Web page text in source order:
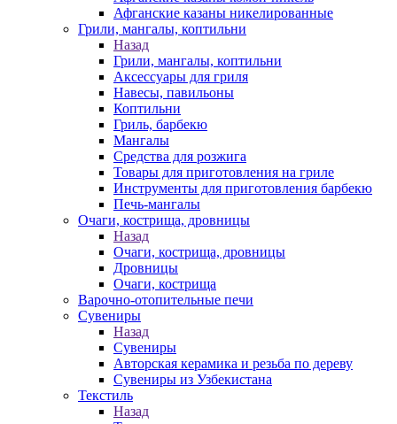
Афганские казаны никелированные
Грили, мангалы, коптильни
Назад
Грили, мангалы, коптильни
Аксессуары для гриля
Навесы, павильоны
Коптильни
Гриль, барбекю
Мангалы
Средства для розжига
Товары для приготовления на гриле
Инструменты для приготовления барбекю
Печь-мангалы
Очаги, кострища, дровницы
Назад
Очаги, кострища, дровницы
Дровницы
Очаги, кострища
Варочно-отопительные печи
Сувениры
Назад
Сувениры
Авторская керамика и резьба по дереву
Сувениры из Узбекистана
Текстиль
Назад